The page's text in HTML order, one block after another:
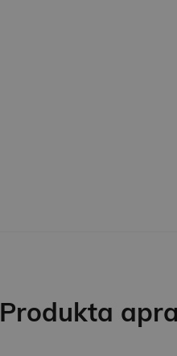
Produkta